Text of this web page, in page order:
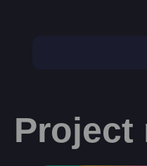
Project